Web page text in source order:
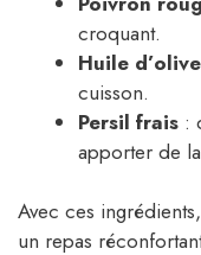
croquant.
Huile d’olive
cuisson.
Persil frais :
apporter de
Avec ces
un repas